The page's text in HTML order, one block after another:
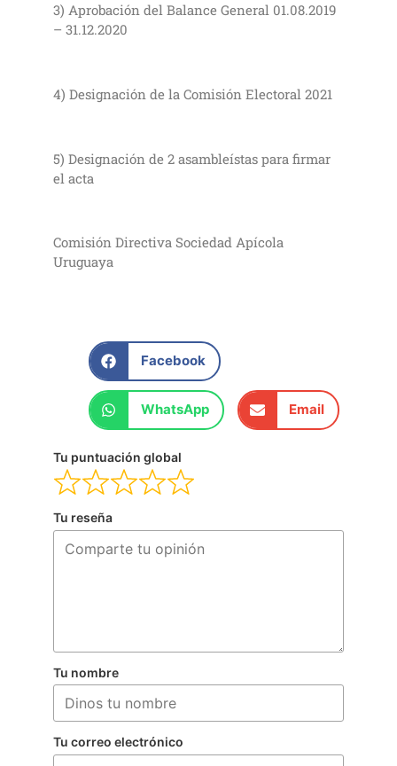
3) Aprobación del Balance General 01.08.2019
– 31.12.2020
4) Designación de la Comisión Electoral 2021
5) Designación de 2 asambleístas para firmar
el acta
Comisión Directiva Sociedad Apícola
Uruguaya
Facebook
WhatsApp Email
Tu puntuación global
Tu reseña
Tu nombre
Tu correo electrónico